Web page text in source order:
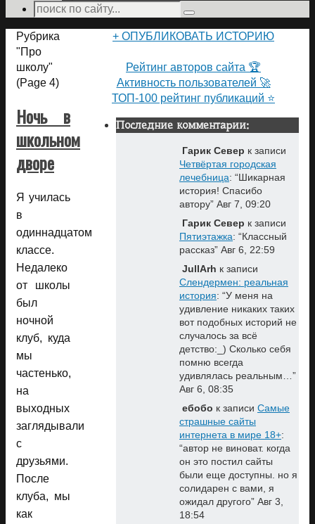
Search
Search
Home
Рубрика
"Про
школу"
(Page 4)
Ночь в
школьном
дворе
Я училась
в
одиннадцатом
классе.
Недалеко
от школы
был
ночной
клуб, куда
мы
частенько,
на
выходных
заглядывали
с
друзьями.
После
клуба, мы
как
+ ОПУБЛИКОВАТЬ ИСТОРИЮ
Рейтинг авторов сайта 🏆
Активность пользователей 🚀
ТОП-100 рейтинг публикаций ⭐
Последние комментарии:
Гарик Север к записи
Четвёртая городская
лечебница: “Шикарная
история! Спасибо
автору” Авг 7, 09:20
Гарик Север к записи
Пятиэтажка: “Классный
рассказ” Авг 6, 22:59
JullArh к записи
Слендермен: реальная
история: “У меня на
удивление никаких таких
вот подобных историй не
случалось за всё
детство:_) Сколько себя
помню всегда
удивлялась реальным… ”
Авг 6, 08:35
ебобо к записи Самые
страшные сайты
интернета в мире 18+:
“автор не виноват. когда
он это постил сайты
были еще доступны. но я
солидарен с вами, я
ожидал другого” Авг 3,
18:54